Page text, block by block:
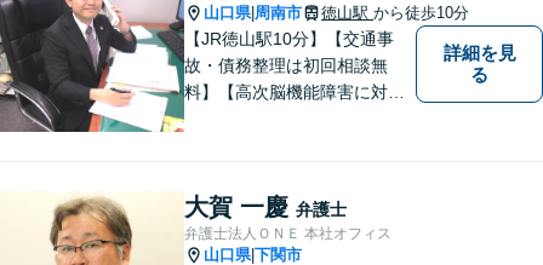
山口県| 周南市 徳山駅 から徒歩10分
【JR徳山駅10分】【交通事
故・債務整理は初回相談無
料】【高次脳機能障害に対応
トナー」として、お客さまに
寄り添いますので、お気軽に
ご相談ください。
詳細を見
る
大賀 一慶 弁護士
弁護士法人ＯＮＥ 本社オフィス
山口県|下関市